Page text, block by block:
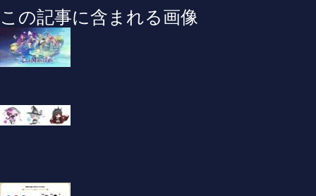
この記事に含まれる画像